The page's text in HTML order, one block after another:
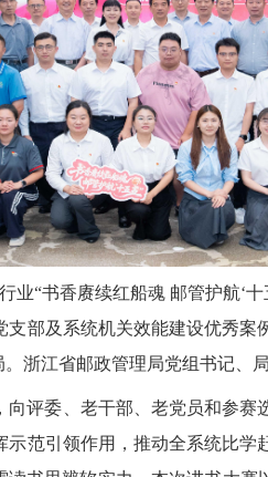
业“书香赓续红船魂 邮管护航‘
部及系统机关效能建设优秀
浙江省邮政管理局党组书记、
评委、老干部、老党员和参
范引领作用，推动全系统比